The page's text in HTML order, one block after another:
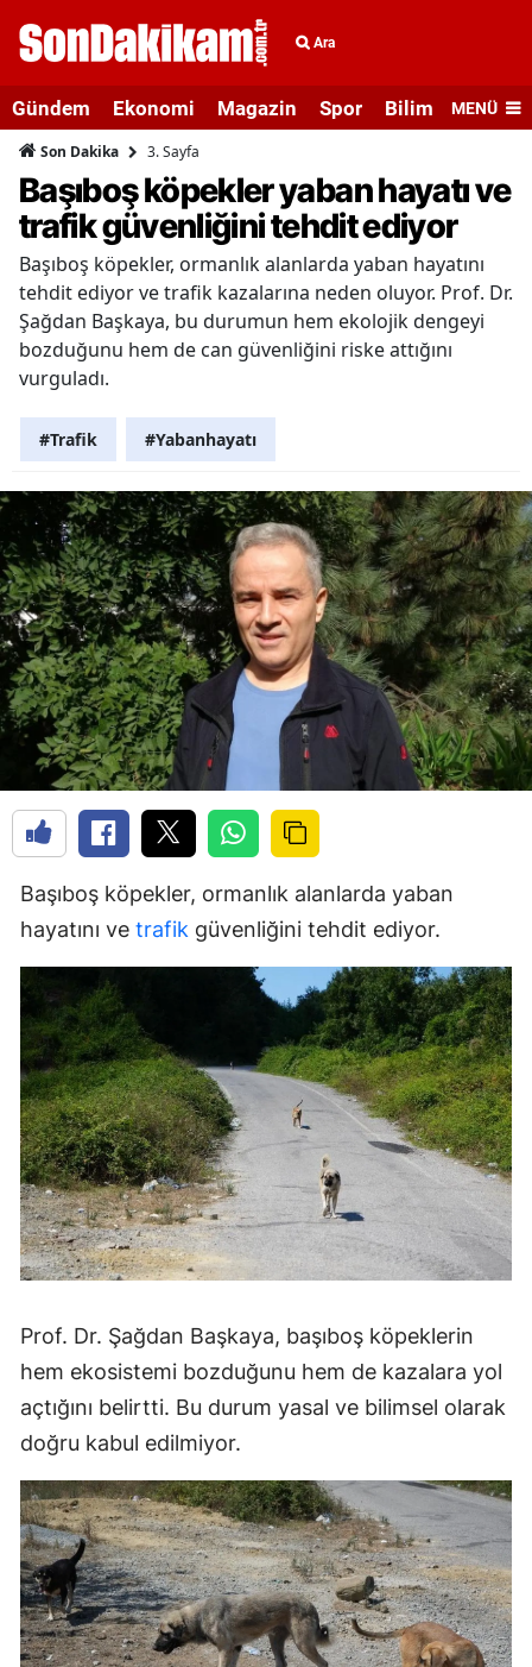
Ara
Gündem Ekonomi Magazin Spor Bilim veMENÜ
Son Dakika 3. Sayfa
Başıboş köpekler yaban hayatı ve
trafik güvenliğini tehdit ediyor
Başıboş köpekler, ormanlık alanlarda yaban hayatını
tehdit ediyor ve trafik kazalarına neden oluyor. Prof. Dr.
Şağdan Başkaya, bu durumun hem ekolojik dengeyi
bozduğunu hem de can güvenliğini riske attığını
vurguladı.
#Trafik #Yabanhayatı
Başıboş köpekler, ormanlık alanlarda yaban
hayatını ve trafik güvenliğini tehdit ediyor.
Prof. Dr. Şağdan Başkaya, başıboş köpeklerin
hem ekosistemi bozduğunu hem de kazalara yol
açtığını belirtti. Bu durum yasal ve bilimsel olarak
doğru kabul edilmiyor.